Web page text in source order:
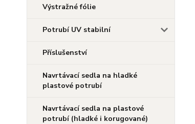
Výstražné fólie
Potrubí UV stabilní
Příslušenství
Navrtávací sedla na hladké
plastové potrubí
Navrtávací sedla na plastové
potrubí (hladké i korugované)